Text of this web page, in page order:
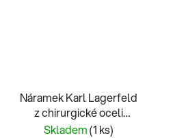
Náramek Karl Lagerfeld
z chirurgické oceli
KLAYR08
Skladem(1 ks)